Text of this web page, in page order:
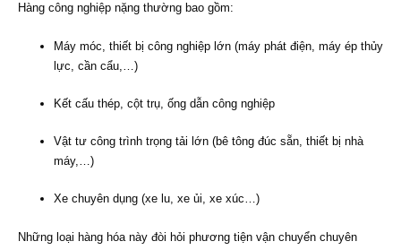
Hàng công nghiệp nặng thường bao gồm:
Máy móc, thiết bị công nghiệp lớn (máy phát điện, máy ép thủy
lực, cần cẩu,…)
Kết cấu thép, cột trụ, ống dẫn công nghiệp
Vật tư công trình trọng tải lớn (bê tông đúc sẵn, thiết bị nhà
máy,…)
Xe chuyên dụng (xe lu, xe ủi, xe xúc…)
Những loại hàng hóa này đòi hỏi phương tiện vận chuyển chuyên